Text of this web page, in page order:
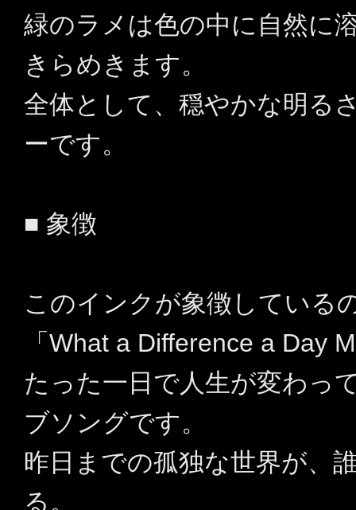
緑のラメは色の中に自然に
きらめきます。
全体として、穏やかな明る
ーです。
■ 象徴
このインクが象徴している
「What a Difference a Day
たった一日で人生が変わっ
ブソングです。
昨日までの孤独な世界が、
る。